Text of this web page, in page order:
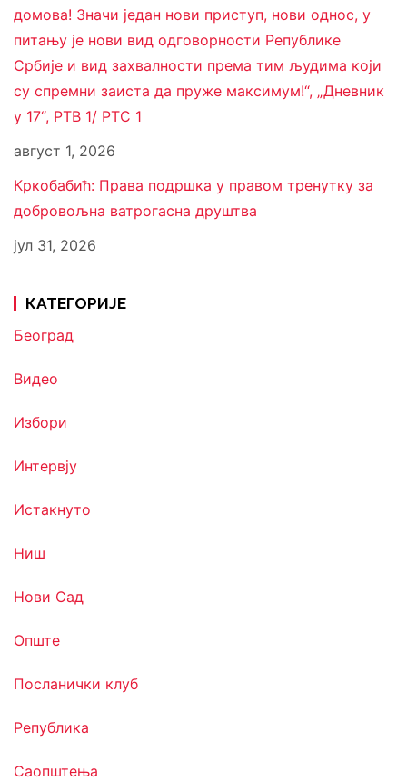
домова! Значи један нови приступ, нови однос, у
питању је нови вид одговорности Републике
Србије и вид захвалности према тим људима који
су спремни заиста да пруже максимум!“, „Дневник
у 17“, РТВ 1/ РТС 1
август 1, 2026
Кркобабић: Права подршка у правом тренутку за
добровољна ватрогасна друштва
јул 31, 2026
КАТЕГОРИЈЕ
Београд
Видео
Избори
Интервју
Истакнуто
Ниш
Нови Сад
Опште
Посланички клуб
Република
Саопштења